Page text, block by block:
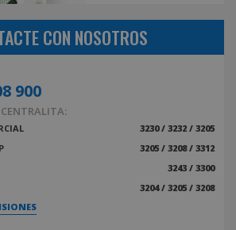
CON NOSOTROS
900
3230 / 3232 / 3205
3205 / 3208 / 3312
3243 / 3300
3204 / 3205 / 3208